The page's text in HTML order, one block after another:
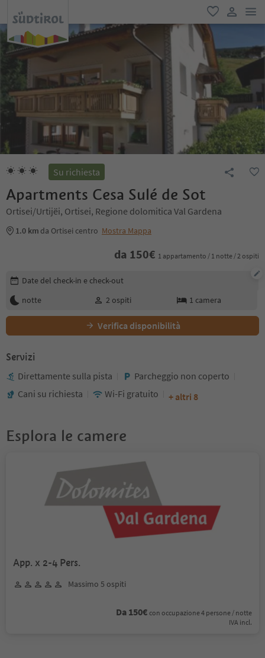
favoriti
user link
Su richiesta
Apartments Cesa Sulé de Sot
Ortisei/Urtijëi, Ortisei, Regione dolomitica Val Gardena
1.0 km da Ortisei centro Mostra Mappa
da 150€ 1 appartamento / 1 notte / 2 ospiti
Modifica i dettagli della prenotazione
Date del check-in e check-out
notte
2 ospiti 1 camera
Verifica disponibilità
Servizi
Direttamente sulla pista
Parcheggio non coperto
Cani su richiesta
Wi-Fi gratuito + altri 8
Esplora le camere
App. x 2-4 Pers.
Massimo 5 ospiti
Da 150€ con occupazione 4 persone / notte
IVA incl.